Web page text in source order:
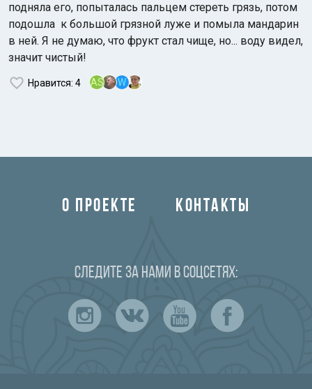
подняла его, попыталась пальцем стереть грязь, потом
подошла к большой грязной луже и помыла мандарин
в ней. Я не думаю, что фрукт стал чище, но... воду видел,
значит чистый!
Нравится: 4 AS W
О ПРОЕКТЕ КОНТАКТЫ
Следите за нами в соцсетях: